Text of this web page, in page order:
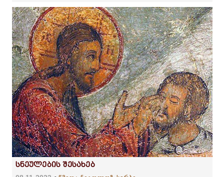
სნეულების შესახებ